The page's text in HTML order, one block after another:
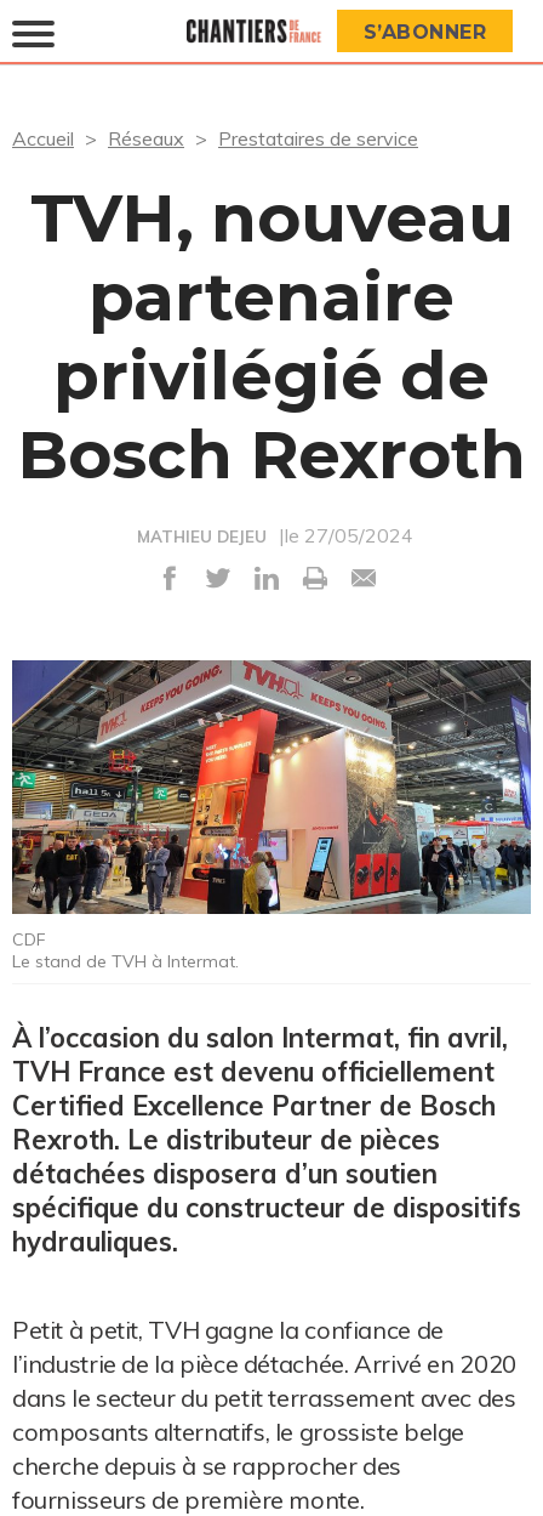
S’ABONNER
Accueil Réseaux Prestataires de service
TVH, nouveau
partenaire
privilégié de
Bosch Rexroth
MATHIEU DEJEU |le 27/05/2024
CDF
Le stand de TVH à Intermat.
À l’occasion du salon Intermat, fin avril,
TVH France est devenu officiellement
Certified Excellence Partner de Bosch
Rexroth. Le distributeur de pièces
détachées disposera d’un soutien
spécifique du constructeur de dispositifs
hydrauliques.
Petit à petit, TVH gagne la confiance de
l’industrie de la pièce détachée. Arrivé en 2020
dans le secteur du petit terrassement avec des
composants alternatifs, le grossiste belge
cherche depuis à se rapprocher des
fournisseurs de première monte.